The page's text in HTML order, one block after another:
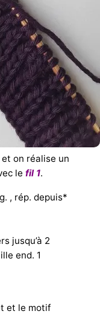
on réalise un
le fil 1.
, rép. depuis*
jusqu’à 2
end. 1
et le motif